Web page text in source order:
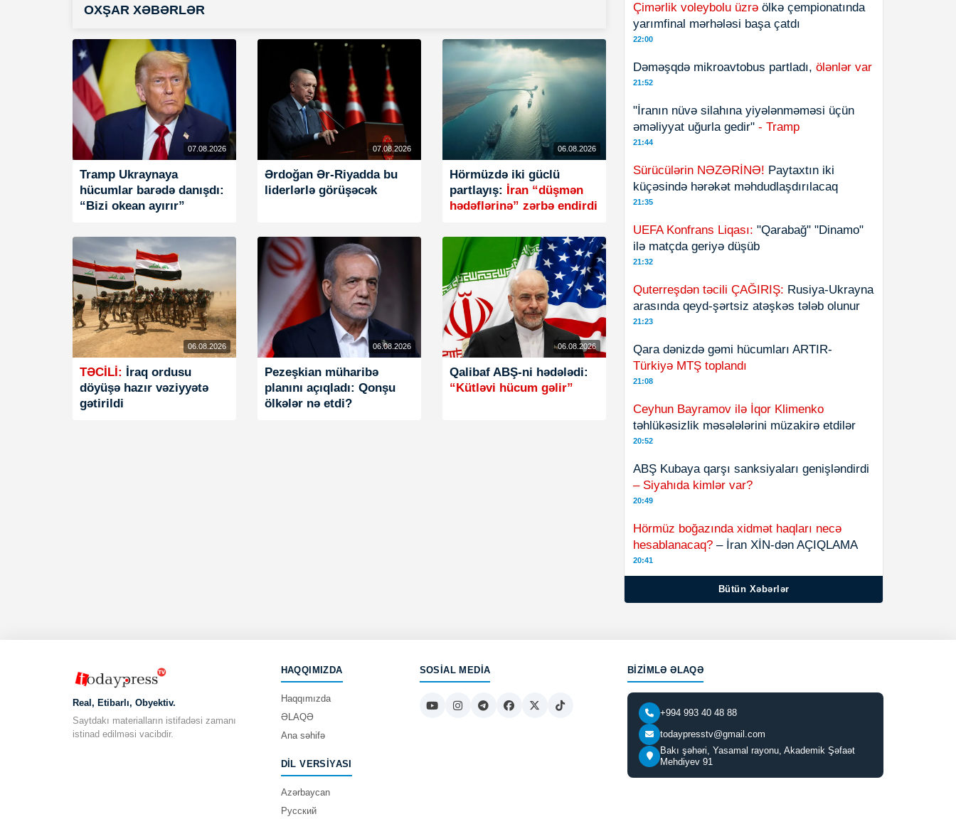
OXŞAR XƏBƏRLƏR
07.08.2026
Tramp Ukraynaya
hücumlar barədə danışdı:
“Bizi okean ayırır”
07.08.2026
Ərdoğan Ər-Riyadda bu
liderlərlə görüşəcək
06.08.2026
Hörmüzdə iki güclü
partlayış: İran “düşmən
hədəflərinə” zərbə endirdi
06.08.2026
TƏCİLİ: İraq ordusu
döyüşə hazır vəziyyətə
gətirildi
06.08.2026
Pezeşkian müharibə
planını açıqladı: Qonşu
ölkələr nə etdi?
06.08.2026
Qalibaf ABŞ-ni hədələdi:
“Kütləvi hücum gəlir”
Çimərlik voleybolu üzrə ölkə çempionatında
yarımfinal mərhələsi başa çatdı
22:00
Dəməşqdə mikroavtobus partladı, ölənlər var
21:52
"İranın nüvə silahına yiyələnməməsi üçün
əməliyyat uğurla gedir" - Tramp
21:44
Sürücülərin NƏZƏRİNƏ! Paytaxtın iki
küçəsində hərəkət məhdudlaşdırılacaq
21:35
UEFA Konfrans Liqası: "Qarabağ" "Dinamo"
ilə matçda geriyə düşüb
21:32
Quterreşdən təcili ÇAĞIRIŞ: Rusiya-Ukrayna
arasında qeyd-şərtsiz atəşkəs tələb olunur
21:23
Qara dənizdə gəmi hücumları ARTIR-
Türkiyə MTŞ toplandı
21:08
Ceyhun Bayramov ilə İqor Klimenko
təhlükəsizlik məsələlərini müzakirə etdilər
20:52
ABŞ Kubaya qarşı sanksiyaları genişləndirdi
– Siyahıda kimlər var?
20:49
Hörmüz boğazında xidmət haqları necə
hesablanacaq? – İran XİN-dən AÇIQLAMA
20:41
Bütün Xəbərlər
Real, Etibarlı, Obyektiv.
Saytdakı materialların istifadəsi zamanı
istinad edilməsi vacibdir.
HAQQIMIZDA
Haqqımızda
ƏLAQƏ
Ana səhifə
DIL VERSIYASI
Azərbaycan
Русский
SOSIAL MEDIA BIZIMLƏ ƏLAQƏ
+994 993 40 48 88
todaypresstv@gmail.com
Bakı şəhəri, Yasamal rayonu, Akademik Şəfaət
Mehdiyev 91